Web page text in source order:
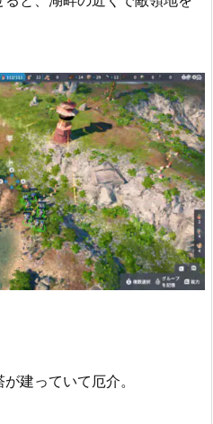
建っていて厄介。